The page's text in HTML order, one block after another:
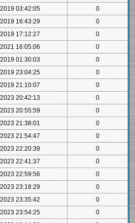
03:42:05
0
16:43:29
0
17:12:27
0
16:05:06
0
01:30:03
0
23:04:25
0
21:10:07
0
20:42:13
0
20:55:59
0
21:38:01
0
21:54:47
0
22:20:39
0
22:41:37
0
22:59:56
0
23:18:29
0
23:35:42
0
23:54:25
0